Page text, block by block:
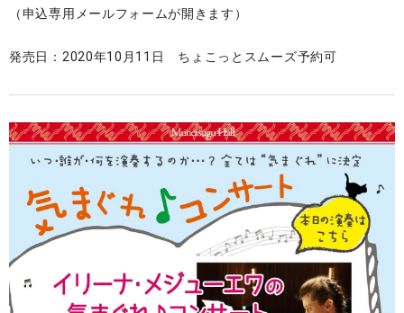
（申込専用メールフォームが開きます）
発売日：2020年10月11日 ちょこっとスムーズ予約可